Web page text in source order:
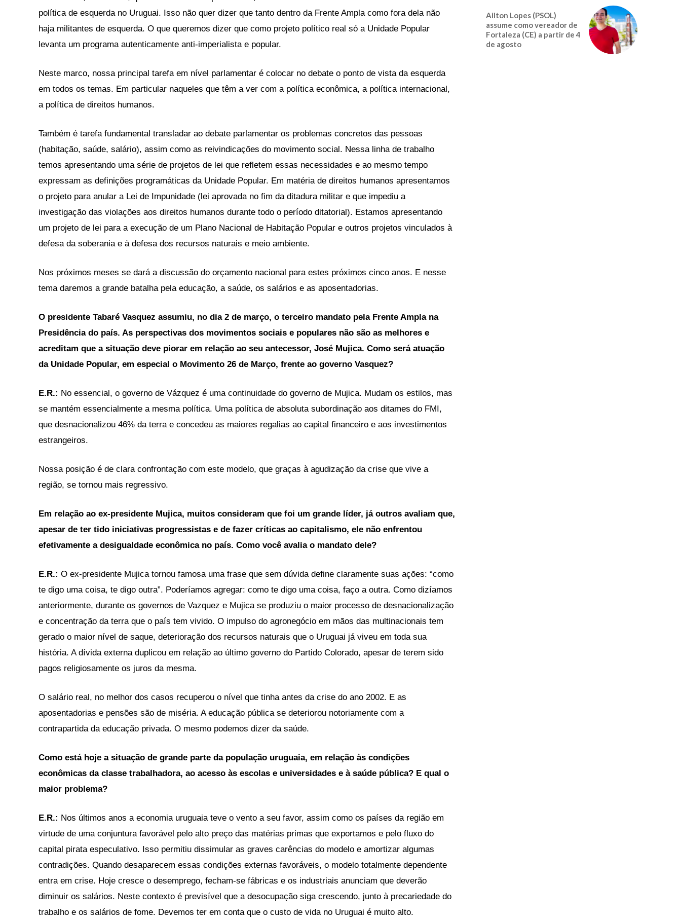
política de esquerda no Uruguai. Isso não quer dizer que tanto dentro da Frente Ampla como fora dela não
haja militantes de esquerda. O que queremos dizer que como projeto político real só a Unidade Popular
levanta um programa autenticamente anti-imperialista e popular.
Neste marco, nossa principal tarefa em nível parlamentar é colocar no debate o ponto de vista da esquerda
em todos os temas. Em particular naqueles que têm a ver com a política econômica, a política internacional,
a política de direitos humanos.
Também é tarefa fundamental transladar ao debate parlamentar os problemas concretos das pessoas
(habitação, saúde, salário), assim como as reivindicações do movimento social. Nessa linha de trabalho
temos apresentando uma série de projetos de lei que refletem essas necessidades e ao mesmo tempo
expressam as definições programáticas da Unidade Popular. Em matéria de direitos humanos apresentamos
o projeto para anular a Lei de Impunidade (lei aprovada no fim da ditadura militar e que impediu a
investigação das violações aos direitos humanos durante todo o período ditatorial). Estamos apresentando
um projeto de lei para a execução de um Plano Nacional de Habitação Popular e outros projetos vinculados à
defesa da soberania e à defesa dos recursos naturais e meio ambiente.
Nos próximos meses se dará a discussão do orçamento nacional para estes próximos cinco anos. E nesse
tema daremos a grande batalha pela educação, a saúde, os salários e as aposentadorias.
O presidente Tabaré Vasquez assumiu, no dia 2 de março, o terceiro mandato pela Frente Ampla na
Presidência do país. As perspectivas dos movimentos sociais e populares não são as melhores e
acreditam que a situação deve piorar em relação ao seu antecessor, José Mujica. Como será atuação
da Unidade Popular, em especial o Movimento 26 de Março, frente ao governo Vasquez?
E.R.: No essencial, o governo de Vázquez é uma continuidade do governo de Mujica. Mudam os estilos, mas
se mantém essencialmente a mesma política. Uma política de absoluta subordinação aos ditames do FMI,
que desnacionalizou 46% da terra e concedeu as maiores regalias ao capital financeiro e aos investimentos
estrangeiros.
Nossa posição é de clara confrontação com este modelo, que graças à agudização da crise que vive a
região, se tornou mais regressivo.
Em relação ao ex-presidente Mujica, muitos consideram que foi um grande líder, já outros avaliam que,
apesar de ter tido iniciativas progressistas e de fazer críticas ao capitalismo, ele não enfrentou
efetivamente a desigualdade econômica no país. Como você avalia o mandato dele?
E.R.: O ex-presidente Mujica tornou famosa uma frase que sem dúvida define claramente suas ações: “como
te digo uma coisa, te digo outra”. Poderíamos agregar: como te digo uma coisa, faço a outra. Como dizíamos
anteriormente, durante os governos de Vazquez e Mujica se produziu o maior processo de desnacionalização
e concentração da terra que o país tem vivido. O impulso do agronegócio em mãos das multinacionais tem
gerado o maior nível de saque, deterioração dos recursos naturais que o Uruguai já viveu em toda sua
história. A dívida externa duplicou em relação ao último governo do Partido Colorado, apesar de terem sido
pagos religiosamente os juros da mesma.
O salário real, no melhor dos casos recuperou o nível que tinha antes da crise do ano 2002. E as
aposentadorias e pensões são de miséria. A educação pública se deteriorou notoriamente com a
contrapartida da educação privada. O mesmo podemos dizer da saúde.
Como está hoje a situação de grande parte da população uruguaia, em relação às condições
econômicas da classe trabalhadora, ao acesso às escolas e universidades e à saúde pública? E qual o
maior problema?
E.R.: Nos últimos anos a economia uruguaia teve o vento a seu favor, assim como os países da região em
virtude de uma conjuntura favorável pelo alto preço das matérias primas que exportamos e pelo fluxo do
capital pirata especulativo. Isso permitiu dissimular as graves carências do modelo e amortizar algumas
contradições. Quando desaparecem essas condições externas favoráveis, o modelo totalmente dependente
entra em crise. Hoje cresce o desemprego, fecham-se fábricas e os industriais anunciam que deverão
diminuir os salários. Neste contexto é previsível que a desocupação siga crescendo, junto à precariedade do
trabalho e os salários de fome. Devemos ter em conta que o custo de vida no Uruguai é muito alto.
Ailton Lopes (PSOL)
assume como vereador de
Fortaleza (CE) a partir de 4
de agosto